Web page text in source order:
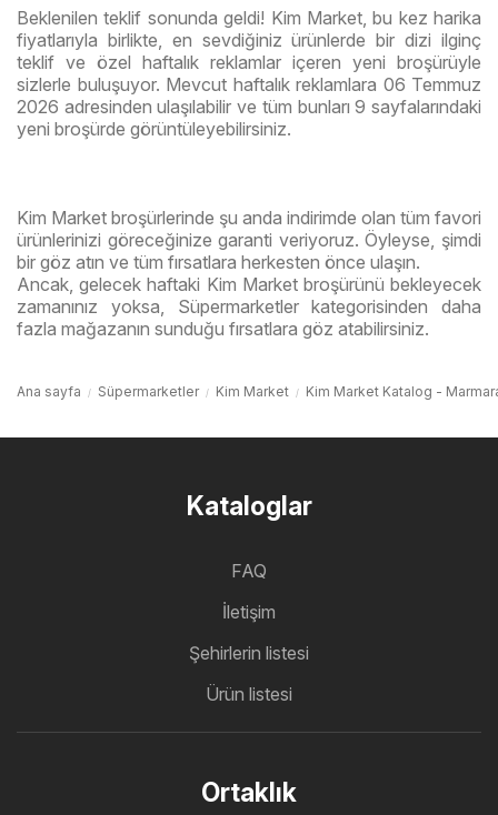
Beklenilen teklif sonunda geldi! Kim Market, bu kez harika
fiyatlarıyla birlikte, en sevdiğiniz ürünlerde bir dizi ilginç
teklif ve özel haftalık reklamlar içeren yeni broşürüyle
sizlerle buluşuyor. Mevcut haftalık reklamlara 06 Temmuz
2026 adresinden ulaşılabilir ve tüm bunları 9 sayfalarındaki
yeni broşürde görüntüleyebilirsiniz.
Kim Market broşürlerinde şu anda indirimde olan tüm favori
ürünlerinizi göreceğinize garanti veriyoruz. Öyleyse, şimdi
bir göz atın ve tüm fırsatlara herkesten önce ulaşın.
Ancak, gelecek haftaki Kim Market broşürünü bekleyecek
zamanınız yoksa, Süpermarketler kategorisinden daha
fazla mağazanın sunduğu fırsatlara göz atabilirsiniz.
Ana sayfa Süpermarketler Kim Market Kim Market Katalog -
Kataloglar
FAQ
İletişim
Şehirlerin listesi
Ürün listesi
Ortaklık